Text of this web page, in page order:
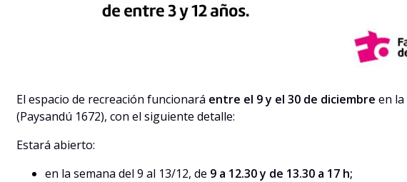
El espacio de recreación funcionará entre el 9 y el 30 de diciembre en la
(Paysandú 1672), con el siguiente detalle:
Estará abierto:
en la semana del 9 al 13/12, de 9 a 12.30 y de 13.30 a 17 h;